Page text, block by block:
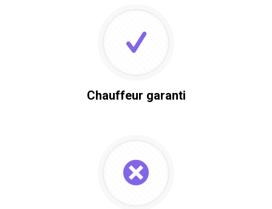
Chauffeur garanti